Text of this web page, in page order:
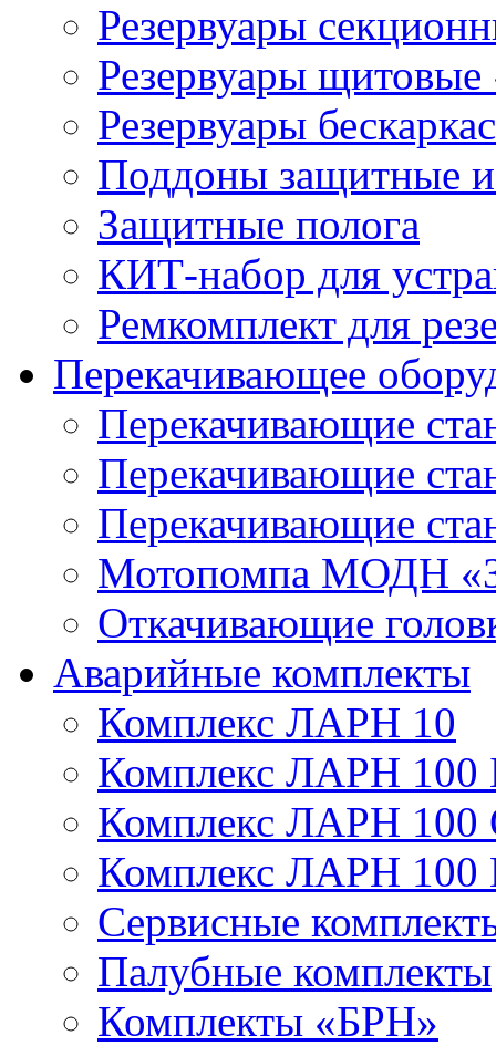
Резервуары
Резервуары
Резервуары
Поддоны защитные
Защитные полога
КИТ-набор для
Ремкомплект для
Перекачивающее
Перекачивающие
Перекачивающие
Перекачивающие
Мотопомпа МОДН
Откачивающие
Аварийные комплекты
Комплекс ЛАРН 10
Комплекс ЛАРН 100
Комплекс ЛАРН 100
Комплекс ЛАРН 100
Сервисные
Палубные комплекты
Комплекты «БРН»